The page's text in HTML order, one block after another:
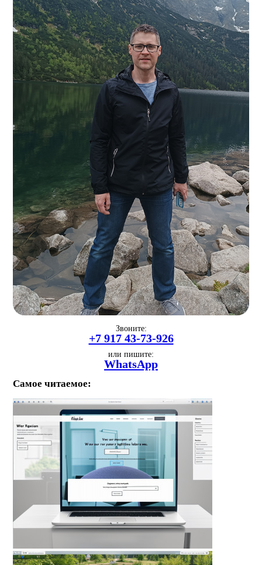
Звоните:
+7 917 43-73-926
или пишите:
WhatsApp
Самое читаемое: